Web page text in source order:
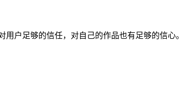
户足够的信任，对自己的作品也有足够的信心。